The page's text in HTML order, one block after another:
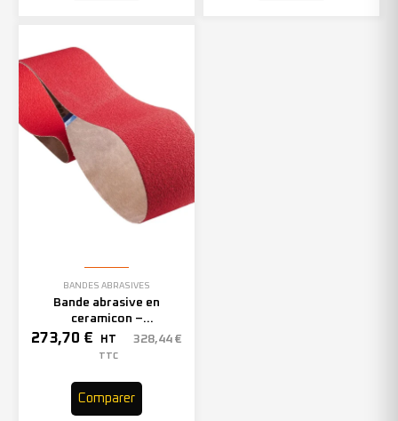
BANDES ABRASIVES
Bande abrasive en
ceramicon –
150mmx2000mm – Grain 40
– 305969 (x10)
273,70 € HT 328,44 €
TTC
Comparer